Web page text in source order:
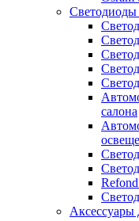
Светодиоды
салона
Аксессуары